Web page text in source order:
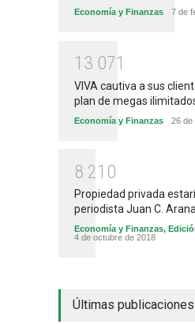
Economía y Finanzas 7 de
1 3 071
VIVA cautiva a sus
plan de megas
Economía y Finanzas 26 de
8 21 0
Propiedad privada
periodista Juan C.
Economía y Finanzas,
4 de octubre de 2018
Últimas publicaciones